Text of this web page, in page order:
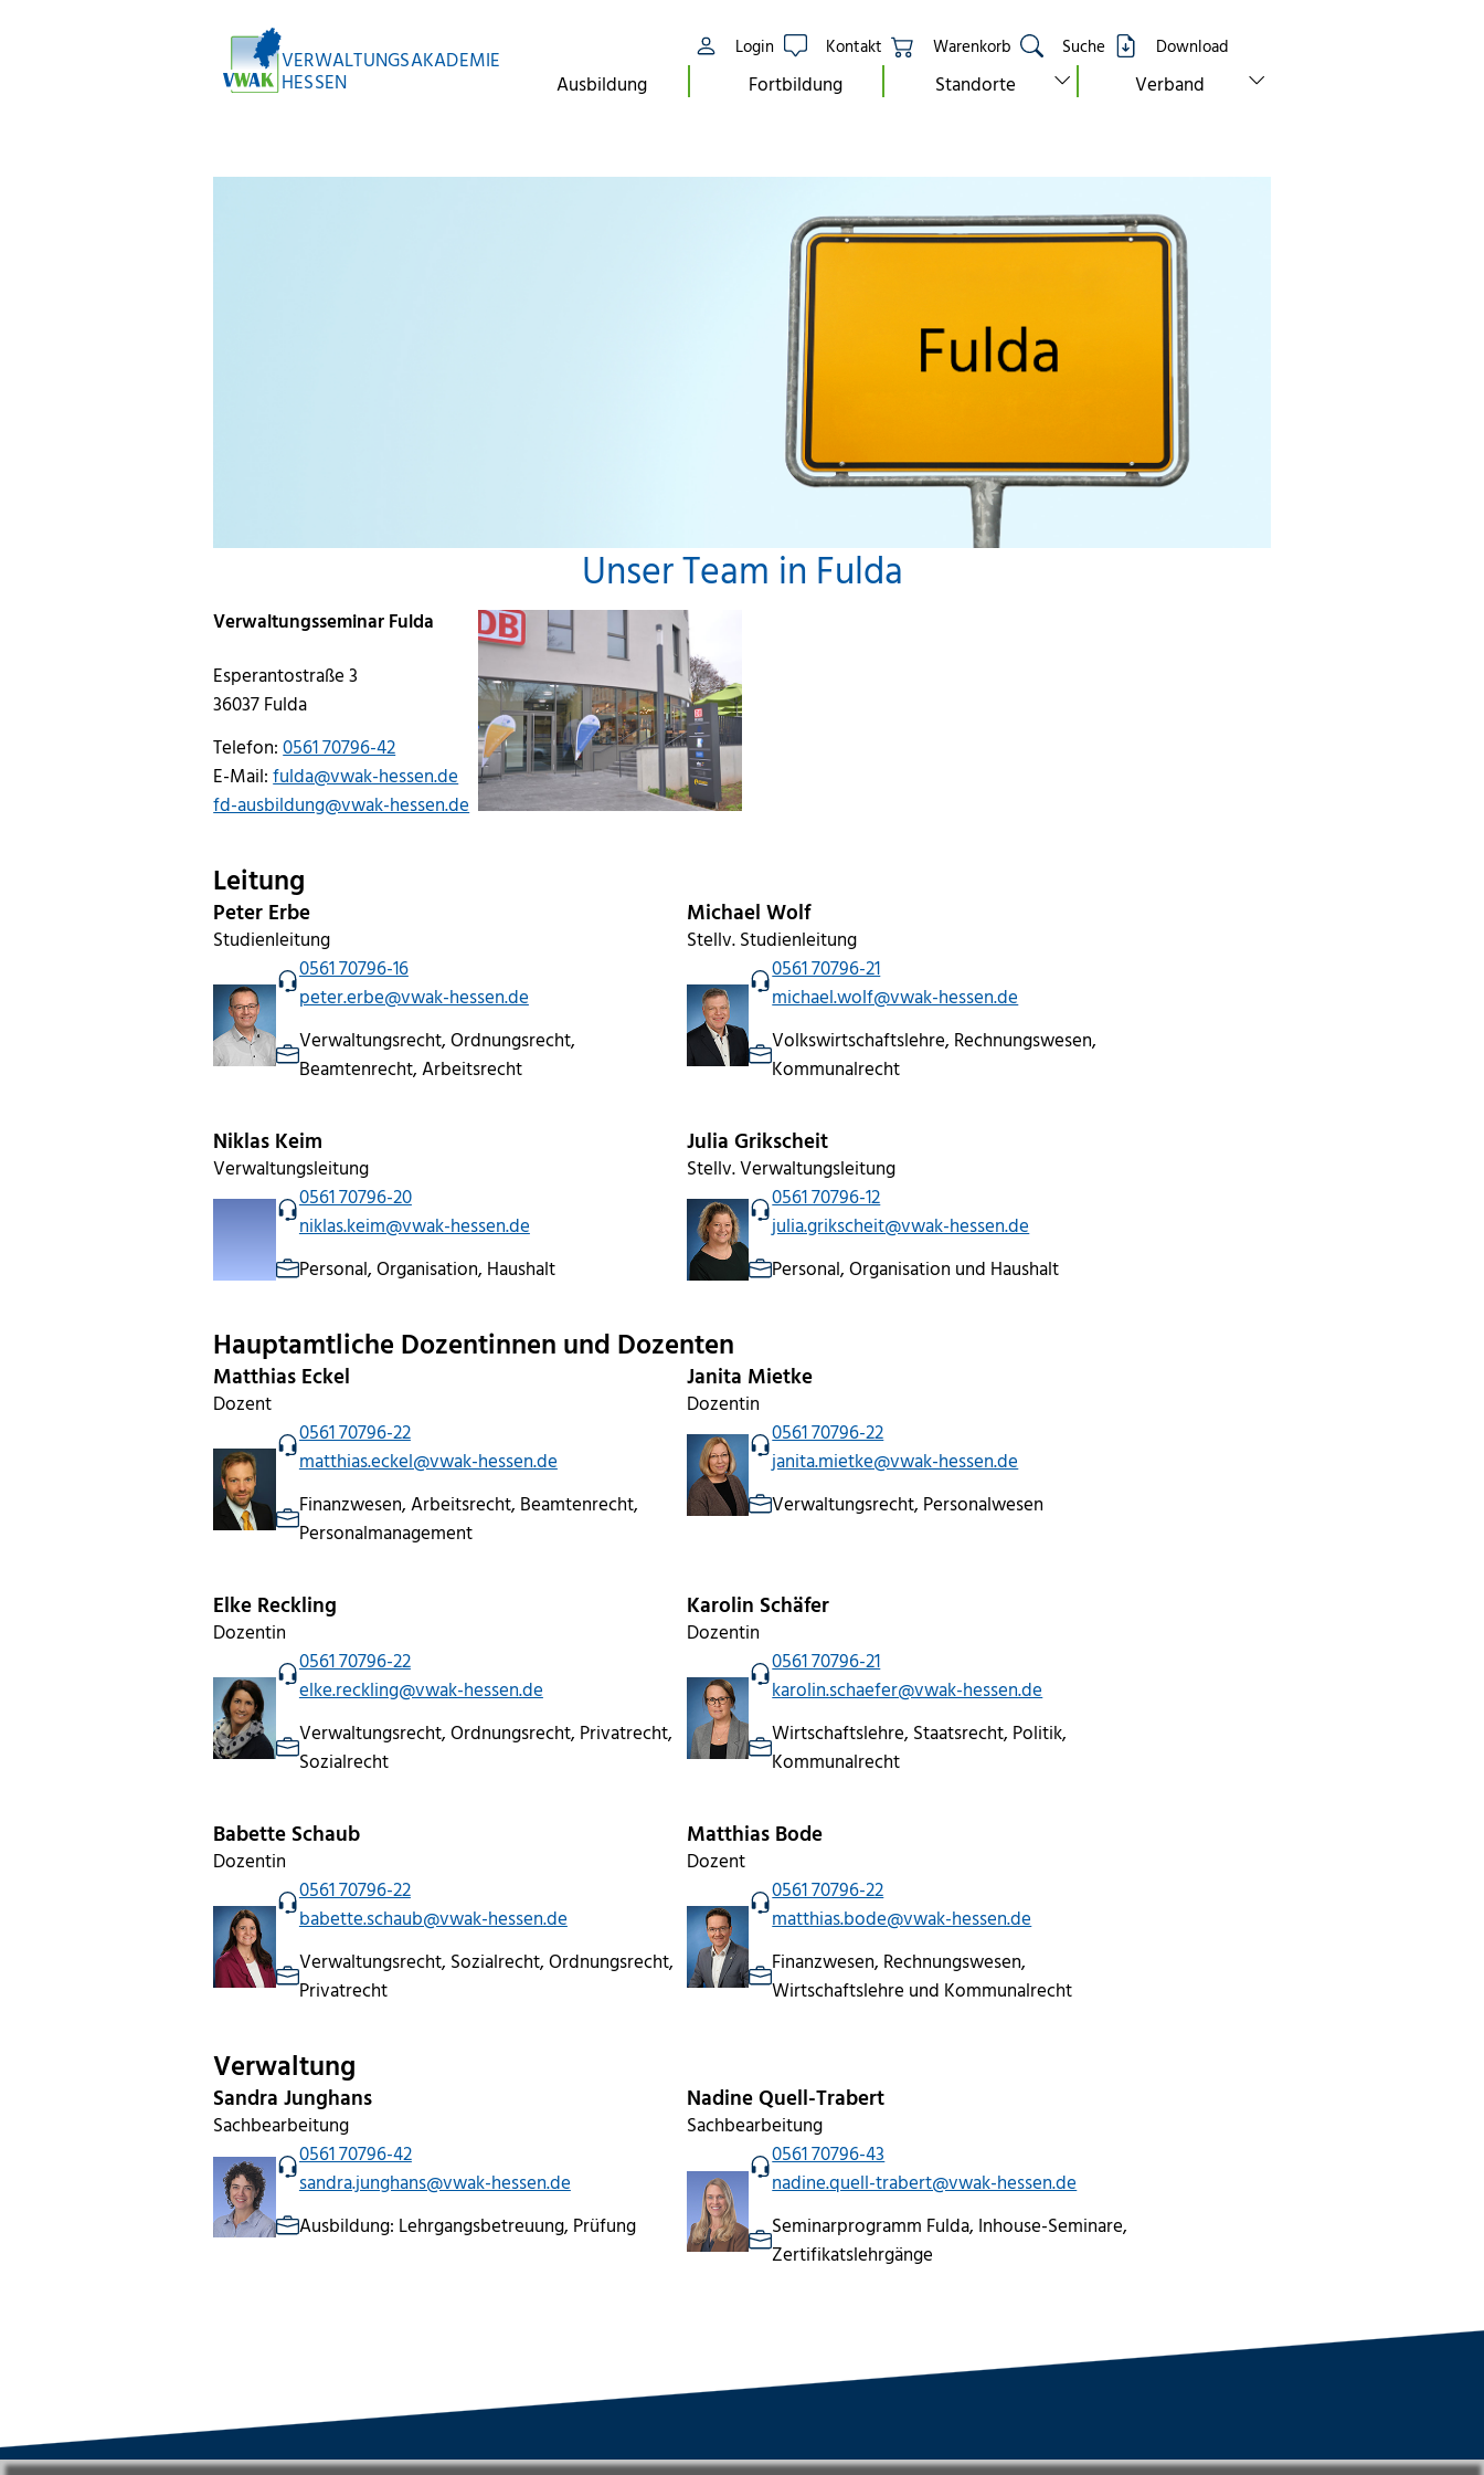
VERWALTUNGSAKADEMIE
HESSEN
Login Kontakt Warenkorb Suche Download
Ausbildung Fortbildung Standorte show submenu for “standorte”
Verband show submenu for “verband”
Unser Team in Fulda
Verwaltungsseminar Fulda
Esperantostraße 3
36037 Fulda
Telefon:0561 70796-42
E-Mail:fulda@vwak-hessen.de
fd-ausbildung@vwak-hessen.de
Leitung
Peter Erbe
Studienleitung
0561 70796-16
peter.erbe@vwak-hessen.de
Verwaltungsrecht, Ordnungsrecht,
Beamtenrecht, Arbeitsrecht
Michael Wolf
Stellv. Studienleitung
0561 70796-21
michael.wolf@vwak-hessen.de
Volkswirtschaftslehre, Rechnungswesen,
Kommunalrecht
Niklas Keim
Verwaltungsleitung
0561 70796-20
niklas.keim@vwak-hessen.de
Personal, Organisation, Haushalt
Julia Grikscheit
Stellv. Verwaltungsleitung
0561 70796-12
julia.grikscheit@vwak-hessen.de
Personal, Organisation und Haushalt
Hauptamtliche Dozentinnen und Dozenten
Matthias Eckel
Dozent
0561 70796-22
matthias.eckel@vwak-hessen.de
Finanzwesen, Arbeitsrecht, Beamtenrecht,
Personalmanagement
Janita Mietke
Dozentin
0561 70796-22
janita.mietke@vwak-hessen.de
Verwaltungsrecht, Personalwesen
Elke Reckling
Dozentin
0561 70796-22
elke.reckling@vwak-hessen.de
Verwaltungsrecht, Ordnungsrecht, Privatrecht,
Sozialrecht
Karolin Schäfer
Dozentin
0561 70796-21
karolin.schaefer@vwak-hessen.de
Wirtschaftslehre, Staatsrecht, Politik,
Kommunalrecht
Babette Schaub
Dozentin
0561 70796-22
babette.schaub@vwak-hessen.de
Verwaltungsrecht, Sozialrecht, Ordnungsrecht,
Privatrecht
Matthias Bode
Dozent
0561 70796-22
matthias.bode@vwak-hessen.de
Finanzwesen, Rechnungswesen,
Wirtschaftslehre und Kommunalrecht
Verwaltung
Sandra Junghans
Sachbearbeitung
0561 70796-42
sandra.junghans@vwak-hessen.de
Ausbildung: Lehrgangsbetreuung, Prüfung
Nadine Quell-Trabert
Sachbearbeitung
0561 70796-43
nadine.quell-trabert@vwak-hessen.de
Seminarprogramm Fulda, Inhouse-Seminare,
Zertifikatslehrgänge